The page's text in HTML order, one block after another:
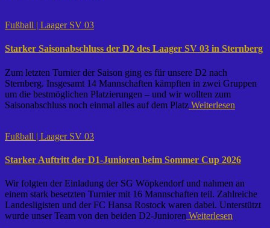
Fußball | Laager SV 03
Starker Saisonabschluss der D2 des Laager SV 03 in Sternberg
Zum letzten Turnier der Saison ging es für unsere D2 nach
Sternberg. Insgesamt 14 Mannschaften kämpften in zwei Gruppen
um die bestmöglichen Platzierungen – und wir wollten zum
Saisonabschluss noch einmal alles auf dem Platz Weiterlesen
Fußball | Laager SV 03
Starker Auftritt der D1-Junioren beim Sommer Cup 2026
Wir folgten der Einladung der SG Wöpkendorf und nahmen an
einem stark besetzten Turnier mit 16 Mannschaften teil. Zahlreiche
Landesligisten und der FC Hansa Rostock waren dabei. Unterstützt
wurde unser Team von den beiden D2-Junioren Weiterlesen